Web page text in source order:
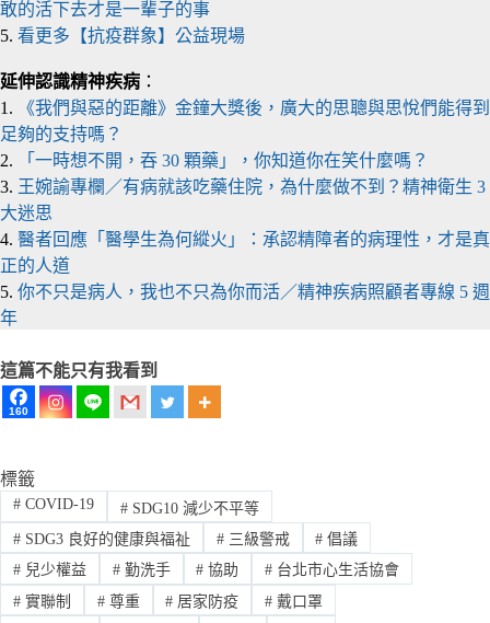
敢的活下去才是一輩子的事
5. 看更多【抗疫群象】公益現場
延伸認識精神疾病 ：
1.
《我們與惡的距離》金鐘大獎後，廣大的思聰與思悅們能得到
足夠的支持嗎？
2.
「一時想不開，吞 30 顆藥」，你知道你在笑什麼嗎？
3. 王婉諭專欄／有病就該吃藥住院，為什麼做不到？精神衛生 3
大迷思
4. 醫者回應「醫學生為何縱火」：承認精障者的病理性，才是真
正的人道
5. 你不只是病人，我也不只為你而活／精神疾病照顧者專線 5 週
年
這篇不能只有我看到
160
標籤
#COVID-19 #SDG10 減少不平等
#SDG3 良好的健康與福祉 #三級警戒 # 倡議
#兒少權益 #勤洗手 # 協助 # 台北市心生活協會
#實聯制 #尊重 # 居家防疫 # 戴口罩